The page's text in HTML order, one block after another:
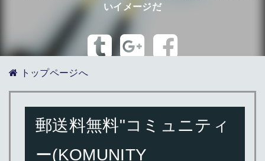
いイメージだ
トップページへ
郵送料無料"コミュニティ
ー(KOMUNITY